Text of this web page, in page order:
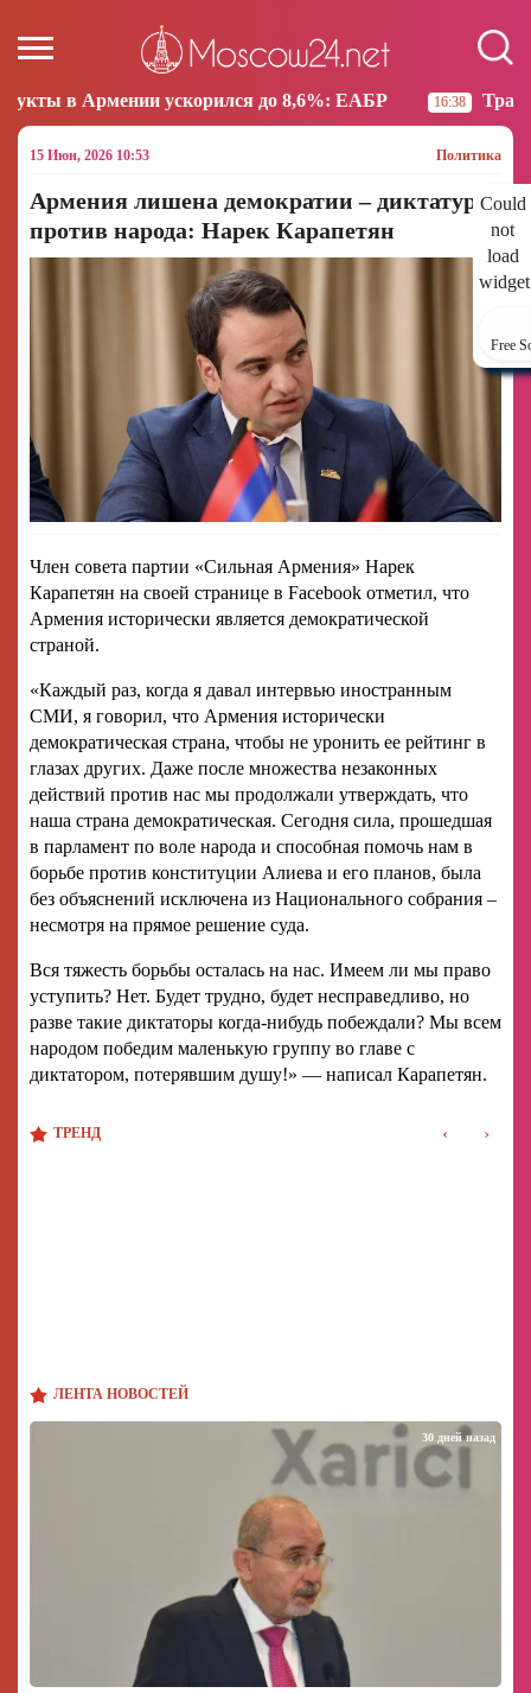
ускорился до 8,6%: ЕАБР 16:38 Трамп: США больше не
ЛЕНТА НОВОСТЕЙ
30 дней назад
15 Июн, 2026 10:53 Политика
Could
not
load
Free
Армения лишена демократии – диктатура
против народа: Нарек Карапетян
Член совета партии «Сильная Армения» Нарек
Карапетян на своей странице в Facebook отметил, что
Армения исторически является демократической
страной.
«Каждый раз, когда я давал интервью иностранным
СМИ, я говорил, что Армения исторически
демократическая страна, чтобы не уронить ее рейтинг в
глазах других. Даже после множества незаконных
действий против нас мы продолжали утверждать, что
наша страна демократическая. Сегодня сила, прошедшая
в парламент по воле народа и способная помочь нам в
борьбе против конституции Алиева и его планов, была
без объяснений исключена из Национального собрания –
несмотря на прямое решение суда.
Вся тяжесть борьбы осталась на нас. Имеем ли мы право
уступить? Нет. Будет трудно, будет несправедливо, но
разве такие диктаторы когда‑нибудь побеждали? Мы всем
народом победим маленькую группу во главе с
диктатором, потерявшим душу!» — написал Карапетян.
ТРЕНД ‹ ›